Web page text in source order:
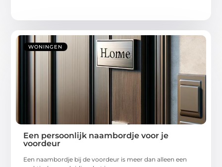
WONINGEN
Een persoonlijk naambordje voor je
voordeur
Een naambordje bij de voordeur is meer dan alleen een